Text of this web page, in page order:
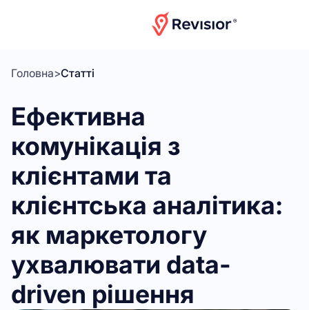
Головна>Статті
Ефективна
комунікація з
клієнтами та
клієнтська аналітика:
як маркетологу
ухвалювати data-
driven рішення